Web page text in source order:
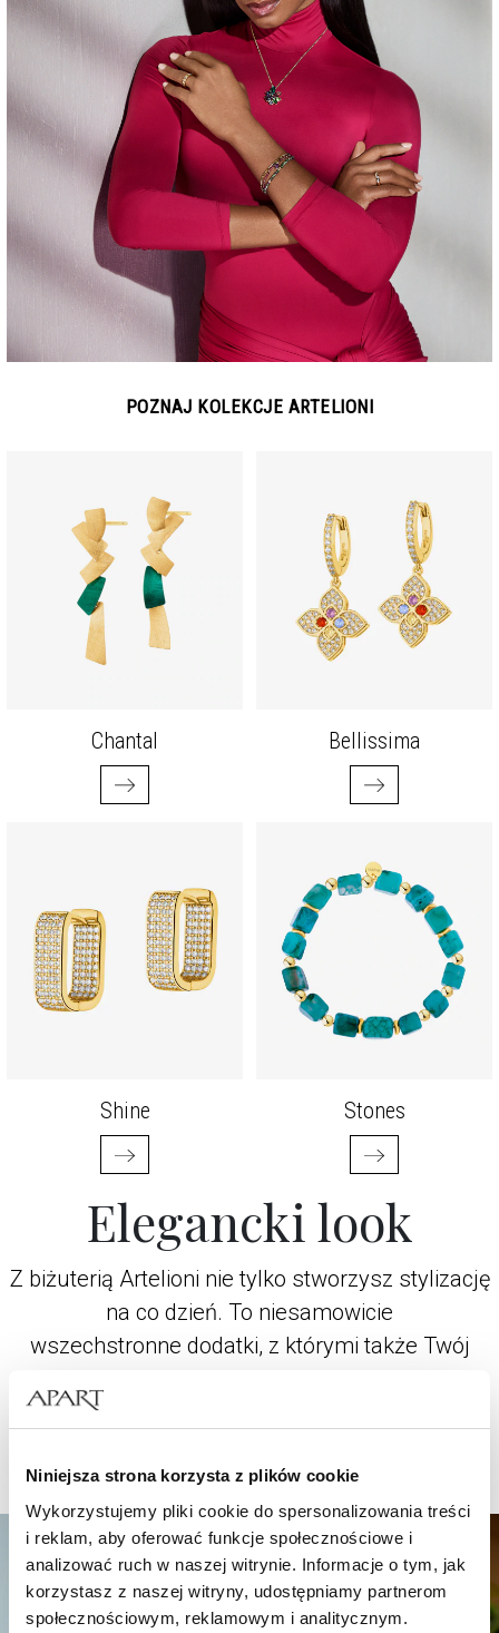
Niniejsza strona korzysta z plików cookie
Wykorzystujemy pliki cookie do spersonalizowania treści
i reklam, aby oferować funkcje społecznościowe i
analizować ruch w naszej witrynie. Informacje o tym, jak
korzystasz z naszej witryny, udostępniamy partnerom
społecznościowym, reklamowym i analitycznym.
POZNAJ KOLEKCJE ARTELIONI
Chantal Bellissima
Shine Stones
Elegancki look
Z biżuterią Artelioni nie tylko stworzysz stylizację
na co dzień. To niesamowicie
wszechstronne dodatki, z którymi także Twój
i niepowtarzalny charakter. Wybierz z kolekcji
i okoliczności.